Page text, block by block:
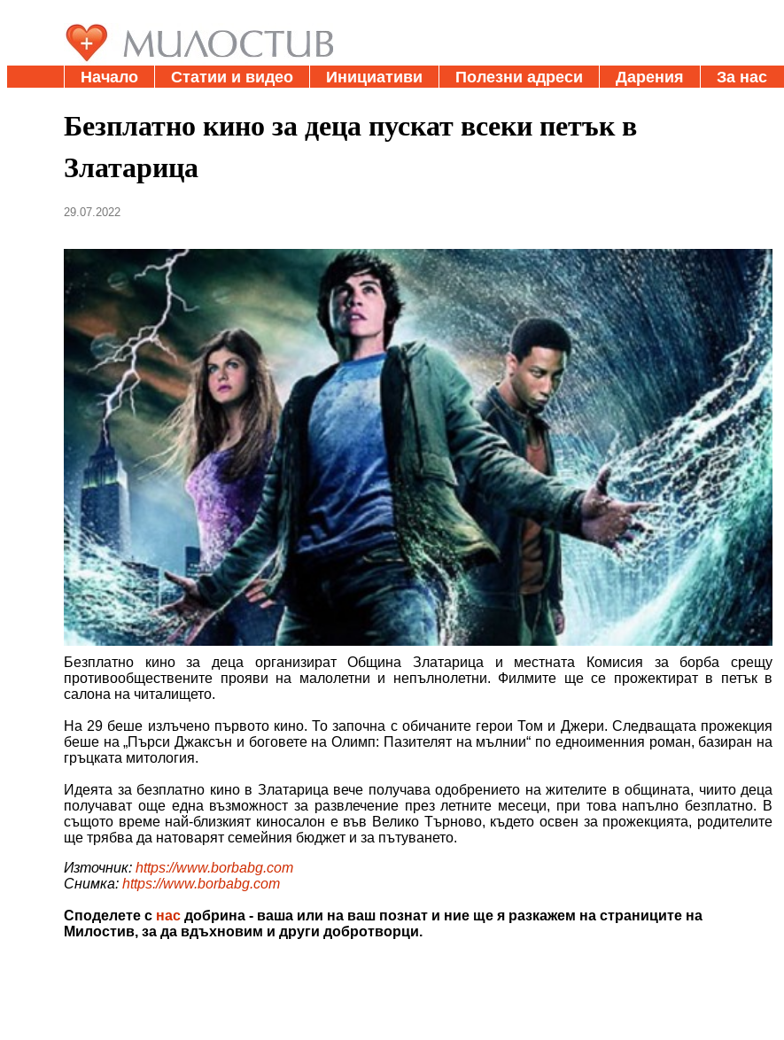
Начало Статии и видео Инициативи Полезни адреси Дарения За нас
Безплатно кино за деца пускат всеки петък в
Златарица
29.07.2022
Безплатно кино за деца организират Община Златарица и местната Комисия за борба срещу
противообществените прояви на малолетни и непълнолетни. Филмите ще се прожектират в петък в
салона на читалището.
На 29 беше излъчено първото кино. То започна с обичаните герои Том и Джери. Следващата прожекция
беше на „Пърси Джаксън и боговете на Олимп: Пазителят на мълнии“ по едноименния роман, базиран на
гръцката митология.
Идеята за безплатно кино в Златарица вече получава одобрението на жителите в общината, чиито деца
получават още една възможност за развлечение през летните месеци, при това напълно безплатно. В
същото време най-близкият киносалон е във Велико Търново, където освен за прожекцията, родителите
ще трябва да натоварят семейния бюджет и за пътуването.
Източник: https://www.borbabg.com
Снимка: https://www.borbabg.com
Споделете с нас добрина - ваша или на ваш познат и ние ще я разкажем на страниците на
Милостив, за да вдъхновим и други добротворци.